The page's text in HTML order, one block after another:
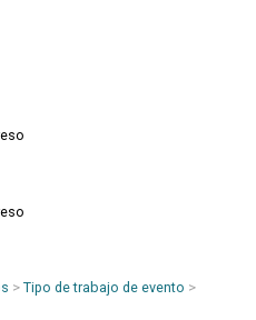
>Tipo de trabajo de evento >